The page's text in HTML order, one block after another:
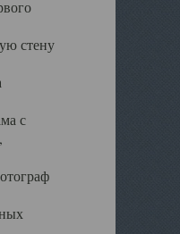
стену
с